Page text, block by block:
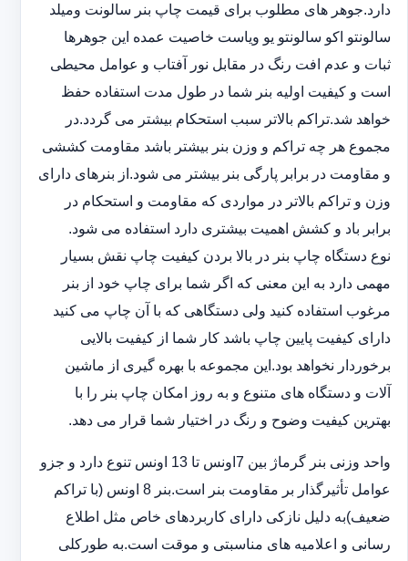
دارد.جوهر های مطلوب برای قیمت چاپ بنر سالونت ‏و‏‏میلد
سالونت‎و ‎‏اکو سالونت‎‎‏و یو وی‎‏است خاصیت عمده این ‏جوهرها
ثبات و عدم افت رنگ در مقابل نور آفتاب و عوامل محیطی
است و کیفیت اولیه بنر شما در طول مدت استفاده حفظ
خواهد شد.‎تراکم بالاتر سبب استحکام بیشتر می گردد.در
مجموع هر چه تراکم و وزن بنر بیشتر باشد مقاومت کششی
و مقاومت در ‏برابر پارگی بنر بیشتر می شود.از بنرهای دارای
وزن و تراکم بالاتر در مواردی که مقاومت و استحکام در
برابر باد و ‏کشش اهمیت بیشتری دارد استفاده می شود‎.‎
نوع دستگاه چاپ بنر در بالا بردن کیفیت چاپ نقش بسیار
مهمی دارد به این معنی که اگر شما برای چاپ خود از بنر
‏مرغوب استفاده کنید ولی دستگاهی که با آن چاپ می کنید
دارای کیفیت پایین چاپ باشد کار شما از کیفیت بالایی
برخوردار ‏نخواهد بود.این مجموعه با بهره گیری از ماشین
آلات و دستگاه های متنوع و به روز امکان چاپ بنر را با
بهترین کیفیت ‏وضوح و رنگ در اختیار شما قرار می دهد.‏‎
واحد وزنی بنر گرماژ بین ‏‎7‎‏اونس تا 13 اونس تنوع دارد و جزو
عوامل تأثیرگذار بر مقاومت بنر است.بنر 8 اونس (با ‏تراکم
ضعیف)به دلیل نازکی دارای کاربردهای خاص مثل اطلاع
رسانی و اعلامیه های مناسبتی و موقت است.به طورکلی